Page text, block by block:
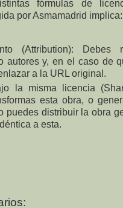
fórmulas de
por Asmamadrid implica:
(Attribution): Debes
autores y, en el caso de
a la URL original.
la misma licencia
esta obra, o
puedes distribuir la obra
a esta.